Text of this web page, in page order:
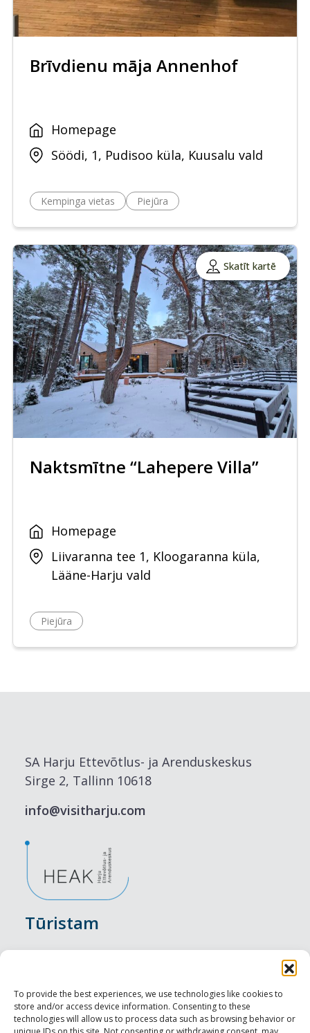
To provide the best experiences, we use technologies like cookies to
store and/or access device information. Consenting to these
technologies will allow us to process data such as browsing behavior or
Brīvdienu māja Annenhof
Homepage
Söödi, 1, Pudisoo küla, Kuusalu vald
Kempinga vietas Piejūra
Skatīt kartē
Naktsmītne “Lahepere Villa”
Homepage
Liivaranna tee 1, Kloogaranna küla,
Lääne-Harju vald
Piejūra
SA Harju Ettevõtlus- ja Arenduskeskus
Sirge 2, Tallinn 10618
info@visitharju.com
Tūristam
Nakšņošana
Vietas maltītei